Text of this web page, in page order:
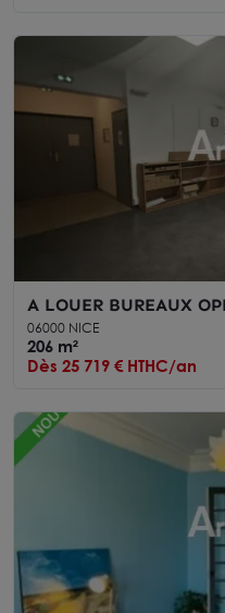
A LOUER BUREAUX
NICE QUARTIER DE
SURFACE DE BUREAUX
06000 NICE
206 m²
Dès 25 719 € HTHC/an